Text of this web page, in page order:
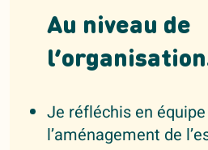
Au niveau de
Je réfléchis en
l’aménagement de